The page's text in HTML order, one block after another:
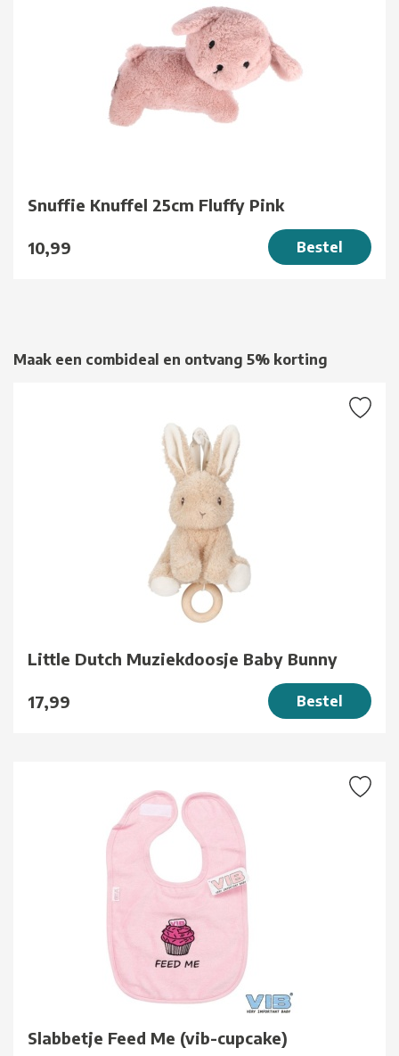
Snuffie Knuffel 25cm Fluffy Pink
10,99 Bestel
Maak een combideal en ontvang 5% korting
Little Dutch Muziekdoosje Baby Bunny
17,99 Bestel
Slabbetje Feed Me (vib-cupcake)